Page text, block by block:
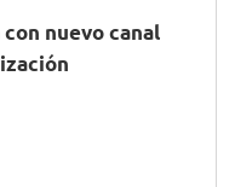
nuevo canal